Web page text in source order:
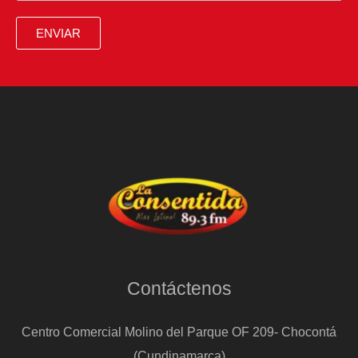
horarios
centros
ENVIAR
Contáctenos
Centro Comercial Molino del Parque OF 209- Chocontá